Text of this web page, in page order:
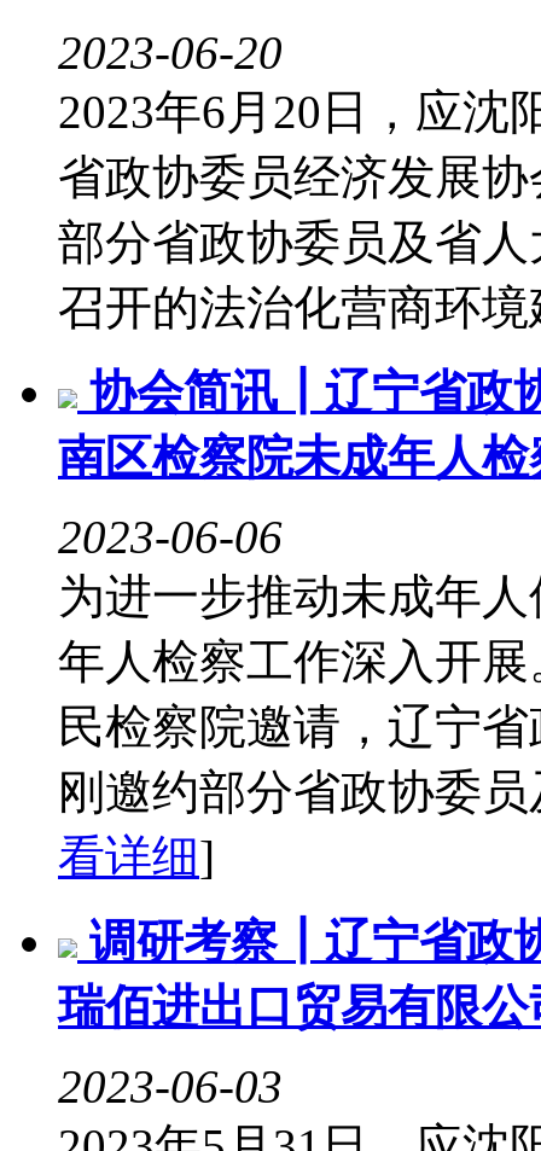
2023-06-20
2023年6月20日，应沈
省政协委员经济发展
部分省政协委员及省
召开的法治化营商环
协会简讯┃辽宁省政
南区检察院未成年人
2023-06-06
为进一步推动未成年
年人检察工作深入开
民检察院邀请，辽宁
刚邀约部分省政协委
看详细]
调研考察┃辽宁省政
瑞佰进出口贸易有限
2023-06-03